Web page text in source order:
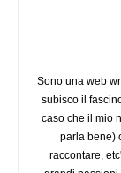
Sono una web
subisco il
caso che il mio
parla bene)
raccontare,